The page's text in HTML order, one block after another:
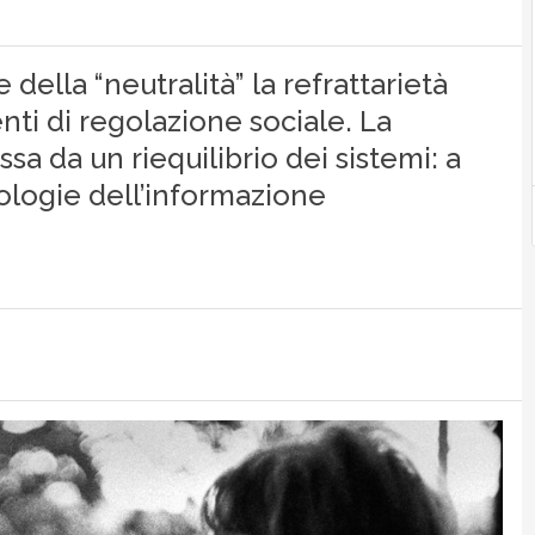
della “neutralità” la refrattarietà
di regolazione sociale. La
da un riequilibrio dei sistemi: a
dell’informazione